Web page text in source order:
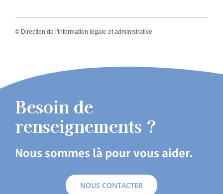
© Direction de l'information légale et administrative
Besoin de
renseignements ?
Nous sommes là pour vous aider.
NOUS CONTACTER